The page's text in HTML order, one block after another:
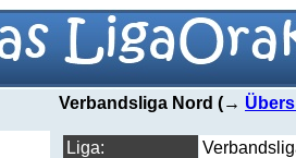
Verbandsliga Nord (→
Liga: